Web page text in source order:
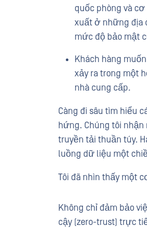
quốc phòng và
xuất ở những địa
mức độ bảo mật
Khách hàng
xảy ra trong một
nhà cung cấp.
Càng đi sâu tìm hiểu
hứng. Chúng tôi
truyền tải thuần túy.
luồng dữ liệu một
Tôi đã nhìn thấy một
Không chỉ đảm bảo
cậy (zero-trust) trực